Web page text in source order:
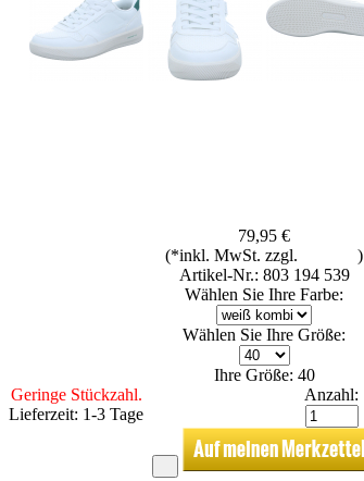
79,95 €
(*inkl. MwSt. zzgl.
)
Artikel-Nr.: 803 194 539
Wählen Sie Ihre Farbe:
Wählen Sie Ihre Größe:
Ihre Größe: 40
Geringe Stückzahl.
Lieferzeit: 1-3 Tage
Anzahl: